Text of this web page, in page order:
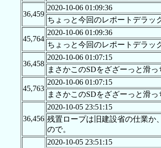
36,459
2020-10-06 01:09:36
ちょっと今回のレポートデラッ
45,764
2020-10-06 01:09:36
ちょっと今回のレポートデラッ
36,458
2020-10-06 01:07:15
まさかこのSDをざざーっと滑っ
45,763
2020-10-06 01:07:15
まさかこのSDをざざーっと滑っ
36,456
2020-10-05 23:51:15
残置ロープは旧建設省の仕業
ので。
2020-10-05 23:51:15